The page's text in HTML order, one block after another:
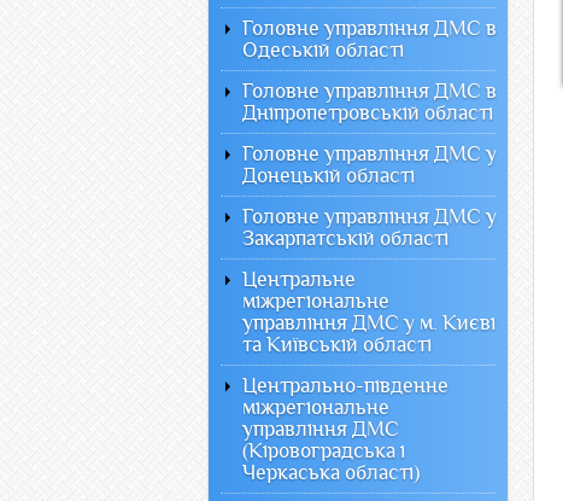
Головне управління ДМС в
Одеській області
Головне управління ДМС в
Дніпропетровській області
Головне управління ДМС у
Донецькій області
Головне управління ДМС у
Закарпатській області
Центральне
міжрегіональне
управління ДМС у м. Києві
та Київській області
Центрально-південне
міжрегіональне
управління ДМС
(Кіровоградська і
Черкаська області)